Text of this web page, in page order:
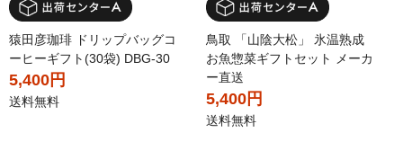
猿田彦珈琲 ドリップバッグコ
ーヒーギフト(30袋) DBG-30
5,400円
送料無料
鳥取 「山陰大松」 氷温熟成
お魚惣菜ギフトセット メーカ
ー直送
5,400円
送料無料